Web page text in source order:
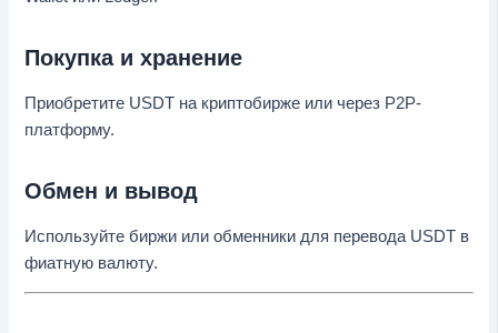
Покупка и хранение
Приобретите USDT на криптобирже или через P2P-
платформу.
Обмен и вывод
Используйте биржи или обменники для перевода USDT в
фиатную валюту.